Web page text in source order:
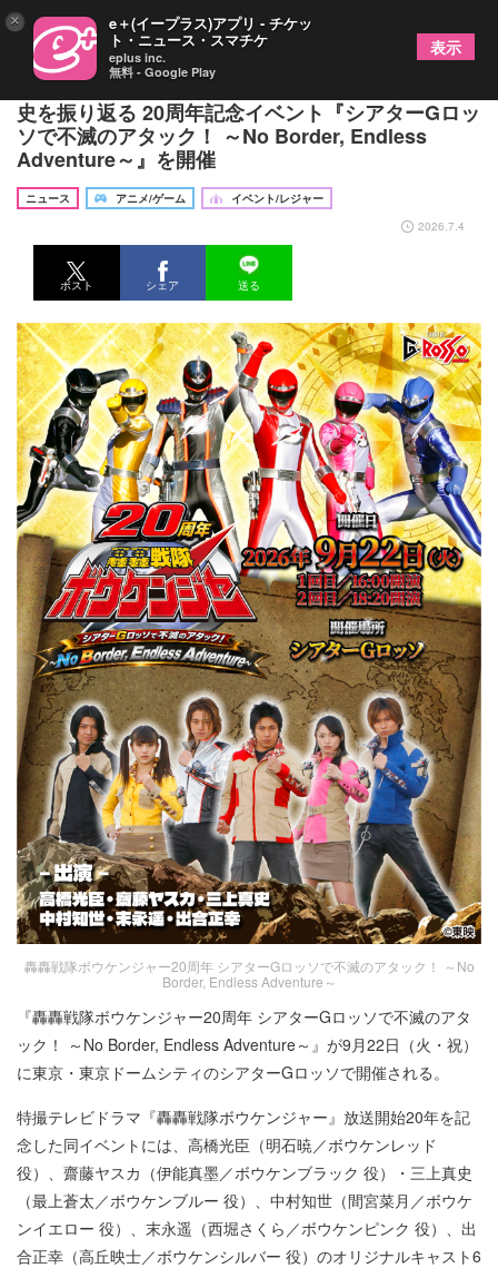
『轟轟戦隊ボウケンジャー』キャスト陣が冒険の歴
史を振り返る 20周年記念イベント『シアターGロッ
ソで不滅のアタック！ ～No Border, Endless
Adventure～』を開催
ニュース アニメ/ゲーム
イベント/レジャー
2026.7.4
ポスト シェア 送る
轟轟戦隊ボウケンジャー20周年 シアターGロッソで不滅のアタック！ ～No
Border, Endless Adventure～
『轟轟戦隊ボウケンジャー20周年 シアターGロッソで不滅のアタ
ック！ ～No Border, Endless Adventure～』が9月22日（火・祝）
に東京・東京ドームシティのシアターGロッソで開催される。
特撮テレビドラマ『轟轟戦隊ボウケンジャー』放送開始20年を記
念した同イベントには、高橋光臣（明石暁／ボウケンレッド
役）、齋藤ヤスカ（伊能真墨／ボウケンブラック 役）・三上真史
（最上蒼太／ボウケンブルー 役）、中村知世（間宮菜月／ボウケ
ンイエロー 役）、末永遥（西堀さくら／ボウケンピンク 役）、出
合正幸（高丘映士／ボウケンシルバー 役）のオリジナルキャスト6
× e＋(イープラス)アプリ - チケッ
ト・ニュース・スマチケ
eplus inc.
無料 - Google Play
表示